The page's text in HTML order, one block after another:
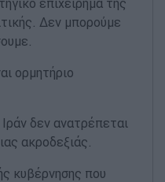
Δεν μπορούμε
ορμητήριο
δεν ανατρέπεται
ακροδεξιάς.
κυβέρνησης που